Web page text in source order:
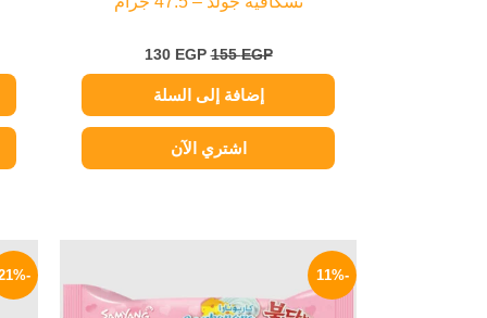
155EGP
130 EGP
إضافة إلى السلة
اشتري الآن
-11%
145 EGP.
129 EGP.
-21%